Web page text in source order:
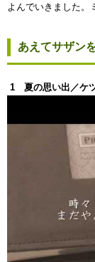
よんでいきました。
あえてサザン
1 夏の思い出／ケ